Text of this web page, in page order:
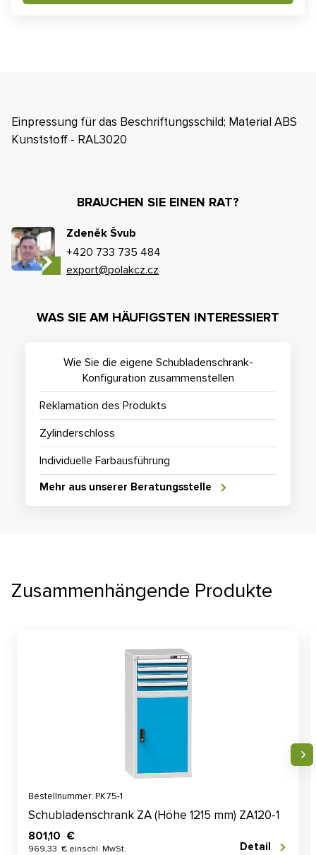
Einpressung für das Beschriftungsschild; Material ABS
Kunststoff - RAL3020
BRAUCHEN SIE EINEN RAT?
Zdeněk Švub
+420 733 735 484
export@polakcz.cz
WAS SIE AM HÄUFIGSTEN INTERESSIERT
Wie Sie die eigene Schubladenschrank-
Konfiguration zusammenstellen
Reklamation des Produkts
Zylinderschloss
Individuelle Farbausführung
Mehr aus unserer Beratungsstelle
Zusammenhängende Produkte
Bestellnummer: PK75-1
Schubladenschrank ZA (Höhe 1215 mm) ZA120-1
801,10 €
969,33 € einschl. MwSt. Detail